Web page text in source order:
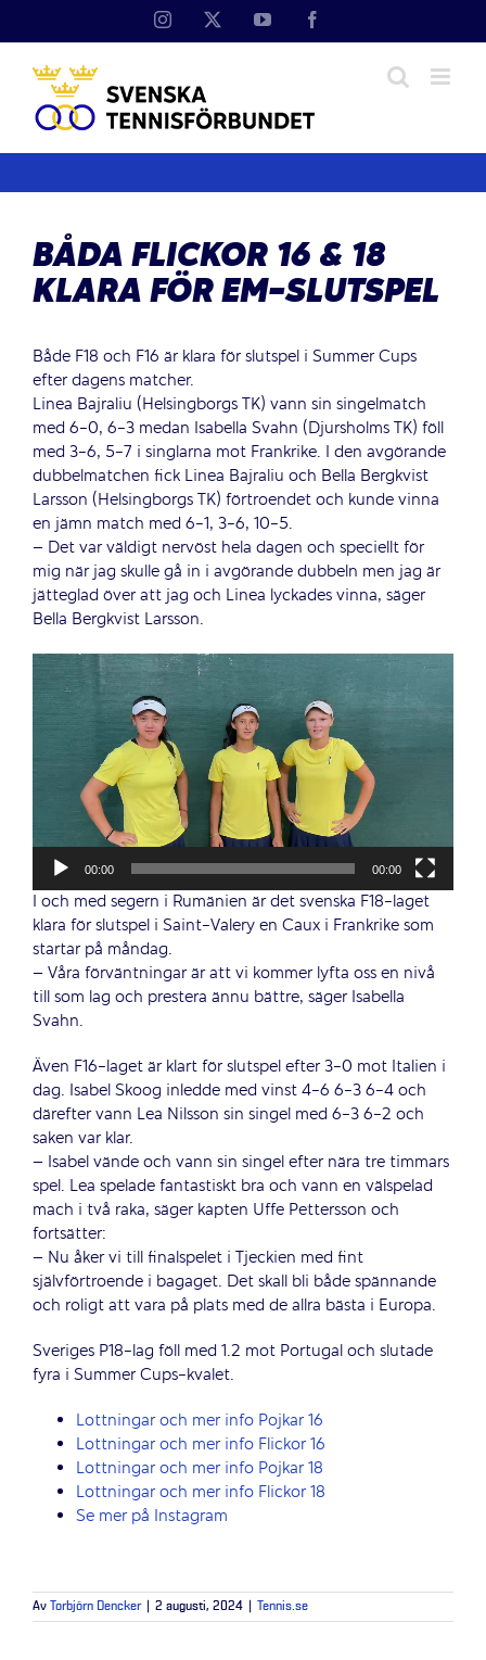
Instagram YouTube
BÅDA FLICKOR 16 & 18
KLARA FÖR EM-SLUTSPEL
Både F18 och F16 är klara för slutspel i Summer Cups
efter dagens matcher.
Linea Bajraliu (Helsingborgs TK) vann sin singelmatch
med 6-0, 6-3 medan Isabella Svahn (Djursholms TK) föll
med 3-6, 5-7 i singlarna mot Frankrike. I den avgörande
dubbelmatchen fick Linea Bajraliu och Bella Bergkvist
Larsson (Helsingborgs TK) förtroendet och kunde vinna
en jämn match med 6-1, 3-6, 10-5.
– Det var väldigt nervöst hela dagen och speciellt för
mig när jag skulle gå in i avgörande dubbeln men jag är
jätteglad över att jag och Linea lyckades vinna, säger
Bella Bergkvist Larsson.
Videospelare
00:00 00:00
I och med segern i Rumänien är det svenska F18-laget
klara för slutspel i Saint-Valery en Caux i Frankrike som
startar på måndag.
– Våra förväntningar är att vi kommer lyfta oss en nivå
till som lag och prestera ännu bättre, säger Isabella
Svahn.
Även F16-laget är klart för slutspel efter 3-0 mot Italien i
dag. Isabel Skoog inledde med vinst 4-6 6-3 6-4 och
därefter vann Lea Nilsson sin singel med 6-3 6-2 och
saken var klar.
– Isabel vände och vann sin singel efter nära tre timmars
spel. Lea spelade fantastiskt bra och vann en välspelad
mach i två raka, säger kapten Uffe Pettersson och
fortsätter:
– Nu åker vi till finalspelet i Tjeckien med fint
självförtroende i bagaget. Det skall bli både spännande
och roligt att vara på plats med de allra bästa i Europa.
Sveriges P18-lag föll med 1.2 mot Portugal och slutade
fyra i Summer Cups-kvalet.
Lottningar och mer info Pojkar 16
Lottningar och mer info Flickor 16
Lottningar och mer info Pojkar 18
Lottningar och mer info Flickor 18
Se mer på Instagram
Av Torbjörn Dencker 2 augusti, 2024 Tennis.se